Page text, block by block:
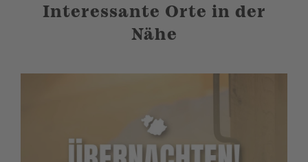
Interessante Orte in der
Nähe